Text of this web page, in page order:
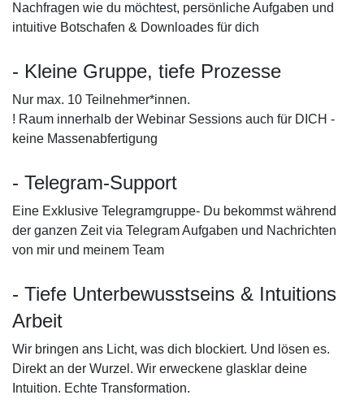
Nachfragen wie du möchtest, persönliche Aufgaben und
intuitive Botschafen & Downloades für dich
- Kleine Gruppe, tiefe Prozesse
Nur max. 10 Teilnehmer*innen.
! Raum innerhalb der Webinar Sessions auch für DICH -
keine Massenabfertigung
- Telegram-Support
Eine Exklusive Telegramgruppe- Du bekommst während
der ganzen Zeit via Telegram Aufgaben und Nachrichten
von mir und meinem Team
- Tiefe Unterbewusstseins & Intuitions
Arbeit
Wir bringen ans Licht, was dich blockiert. Und lösen es.
Direkt an der Wurzel. Wir erweckene glasklar deine
Intuition. Echte Transformation.